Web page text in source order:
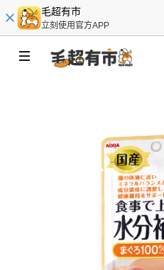
毛超有市
立刻使用官方APP